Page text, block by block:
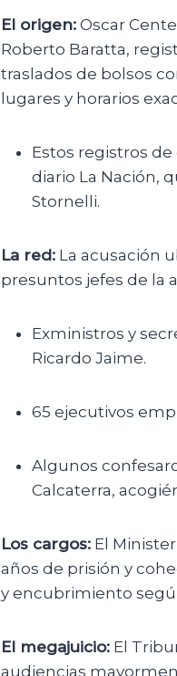
El origen: Oscar
Roberto Baratta,
traslados de bolsos
lugares y horarios
Estos registros
diario La Nación,
Stornelli.
La red: La acusación
presuntos jefes de la
Exministros y
Ricardo Jaime.
65 ejecutivos
Algunos
Calcaterra,
Los cargos: El
años de prisión y
y encubrimiento
El megajuicio: El
audiencias